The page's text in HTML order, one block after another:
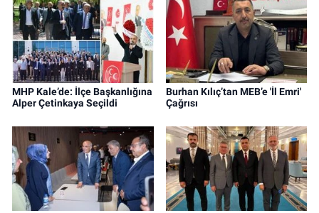
MHP Kale’de: İlçe Başkanlığına
Alper Çetinkaya Seçildi
Burhan Kılıç’tan MEB’e 'İl Emri'
Çağrısı